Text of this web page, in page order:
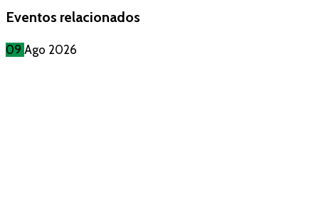
Eventos relacionados
09 Ago 2026